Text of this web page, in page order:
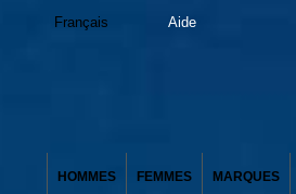
Français Aide
HOMMES FEMMES MARQUES